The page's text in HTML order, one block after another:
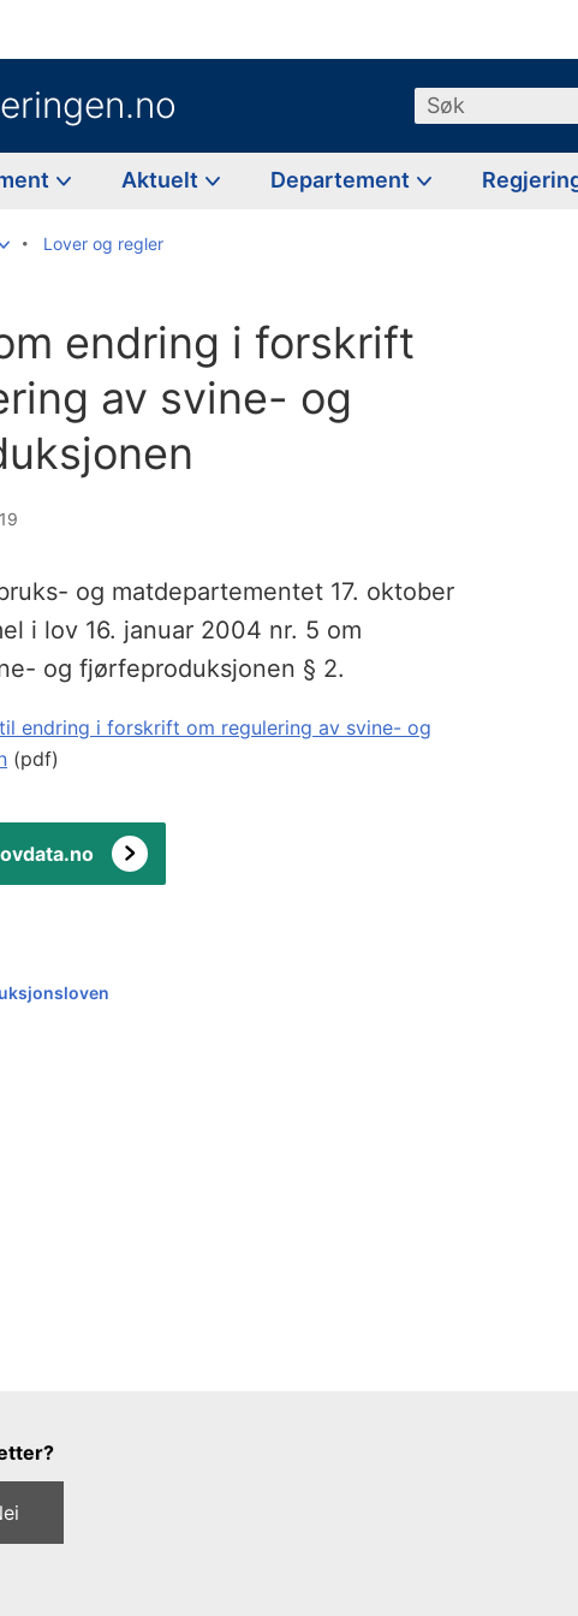
Søk
Aktuelt Departement
Lover og regler
endring i forskrift
av svine- og
og matdepartementet 17. oktober
i lov 16. januar 2004 nr. 5 om
og fjørfeproduksjonen § 2.
endring i forskrift om regulering av svine- og
(pdf)